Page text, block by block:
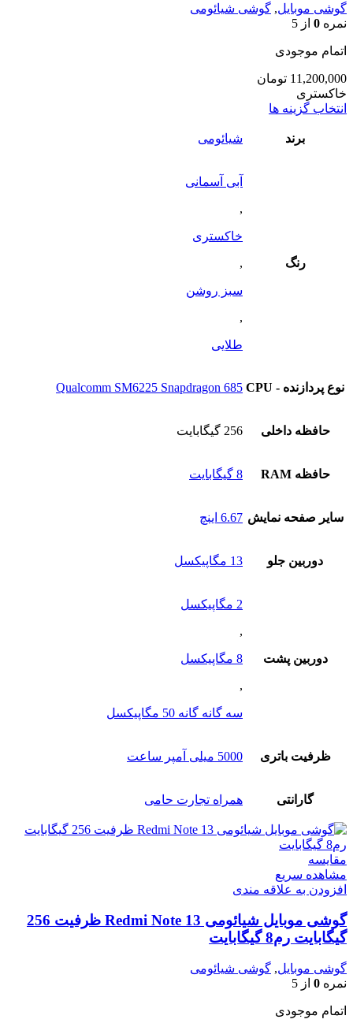
گوشی موبایل, گوشی شیائومی
نمره 0 از 5
اتمام موجودی
11,200,000 تومان
خاکستری
انتخاب گزینه ها
دارای
ممکن
صفحه
انتخاب
برند شیائومی
رنگ
آبی آسمانی
,
خاکستری
,
سبز روشن
,
طلایی
نوع پردازنده - CPU Qualcomm SM6225 Snapdragon 685
حافظه داخلی 256 گیگابایت
حافظه RAM 8 گیگابایت
سایر صفحه نمایش 6.67 اینچ
دوربین جلو 13 مگاپیکسل
دوربین پشت
2 مگاپیکسل
,
8 مگاپیکسل
,
سه گانه گانه 50 مگاپیکسل
ظرفیت باتری 5000 میلی آمپر ساعت
گارانتی همراه تجارت حامی
مقایسه
مشاهده سریع
افزودن به علاقه مندی
گوشی موبایل شیائومی Redmi Note 13 ظرفیت 256
گیگابایت رم8 گیگابایت
گوشی موبایل, گوشی شیائومی
نمره 0 از 5
اتمام موجودی